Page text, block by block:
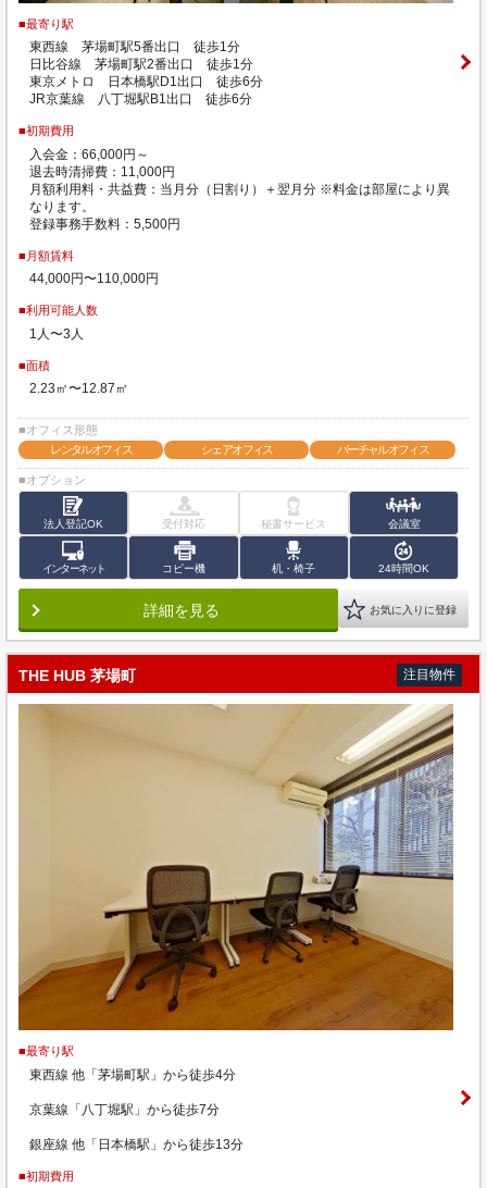
■最寄り駅
東西線 茅場町駅5番出口 徒歩1分
日比谷線 茅場町駅2番出口 徒歩1分
東京メトロ 日本橋駅D1出口 徒歩6分
JR京葉線 八丁堀駅B1出口 徒歩6分
■初期費用
入会金：66,000円～
退去時清掃費：11,000円
月額利用料・共益費：当月分（日割り）＋翌月分 ※料金は部屋により異
なります。
登録事務手数料：5,500円
■月額賃料
44,000円〜110,000円
■利用可能人数
1人〜3人
■面積
2.23㎡〜12.87㎡
■オフィス形態
レンタルオフィス
シェアオフィス バーチャルオフィス
■オプション
法人登記OK 受付対応 秘書サービス 会議室
インターネット コピー機 机・椅子 24時間OK
詳細を見る お気に入りに登録
THE HUB 茅場町 注目物件
■最寄り駅
東西線 他「茅場町駅」から徒歩4分
京葉線「八丁堀駅」から徒歩7分
銀座線 他「日本橋駅」から徒歩13分
■初期費用